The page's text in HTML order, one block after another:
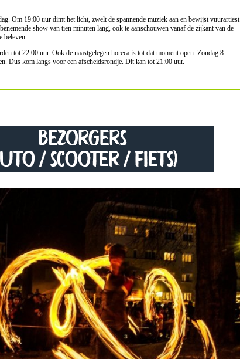
Om 19:00 uur dimt het licht, zwelt de spannende muziek aan en bewijst vuurartiest
show van tien minuten lang, ook te aanschouwen vanaf de zijkant van de
beleven.
tot 22:00 uur. Ook de naastgelegen horeca is tot dat moment open. Zondag 8
Dus kom langs voor een afscheidsrondje. Dit kan tot 21:00 uur.